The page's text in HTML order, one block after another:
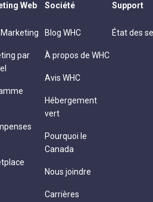
Web
par
Société
Blog WHC
À propos de WHC
Avis WHC
Hébergement
vert
Pourquoi le
Canada
Nous joindre
Carrières
Support
État des